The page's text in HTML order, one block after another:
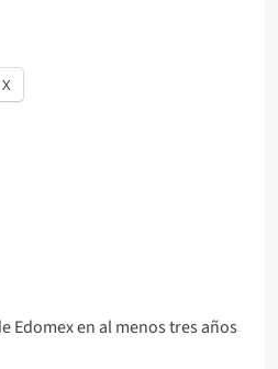
X
Edomex en al menos tres años